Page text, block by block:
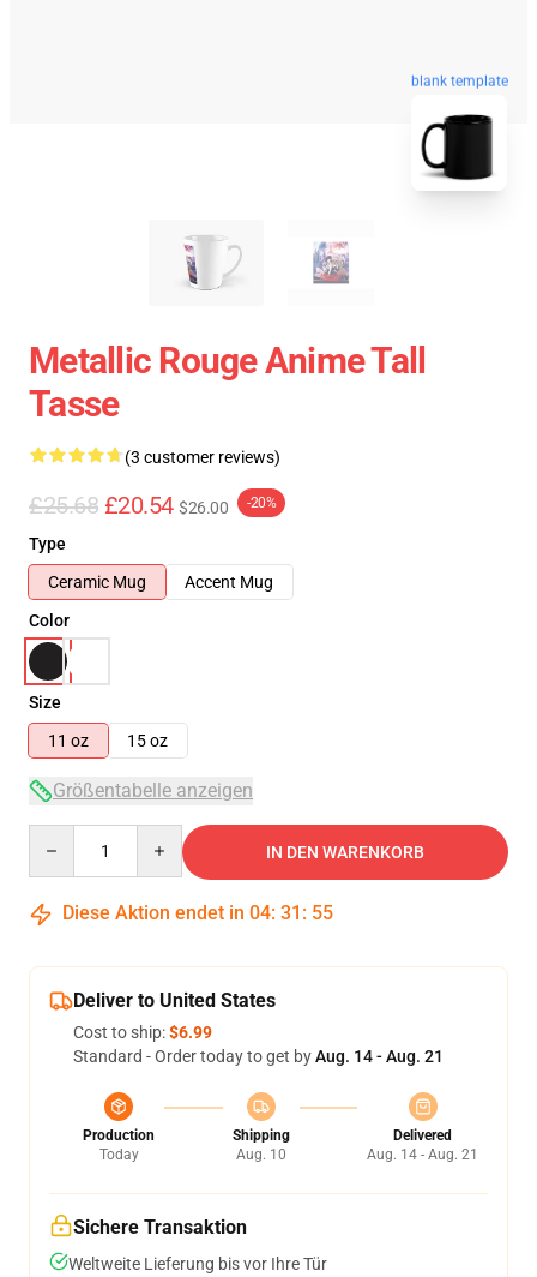
blank template
Metallic Rouge Anime Tall
Tasse
(3 customer reviews)
£25.68 £20.54 $26.00 -20%
Type
Ceramic Mug
Accent Mug
Color
Size
11 oz
15 oz
Größentabelle anzeigen
IN DEN WARENKORB
Diese Aktion endet in 04: 31 : 54
Deliver to United States
Cost to ship:$6.99
Standard - Order today to get byAug. 14 - Aug. 21
Production
Today
Shipping
Aug. 10
Delivered
Aug. 14 - Aug. 21
Sichere Transaktion
Weltweite Lieferung bis vor Ihre Tür